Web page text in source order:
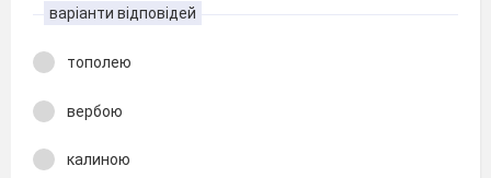
варіанти відповідей
тополею
вербою
калиною